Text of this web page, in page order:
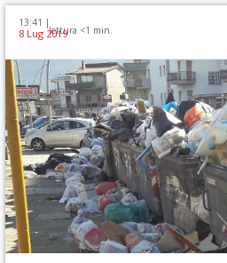
13:41 |
lettura <1 min.
8 Lug 2019